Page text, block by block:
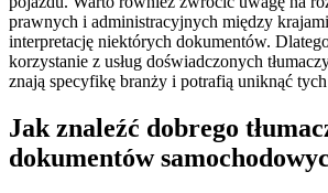
prawnych i administracyjnych między
interpretację niektórych dokumentów.
korzystanie z usług doświadczonych
znają specyfikę branży i potrafią uniknąć
Jak znaleźć dobrego
dokumentów